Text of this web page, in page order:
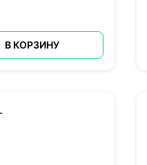
В КОРЗИНУ